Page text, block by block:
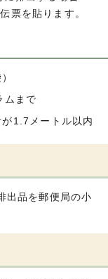
票を貼ります。
ムまで
1.7メートル以内
出品を郵便局の小